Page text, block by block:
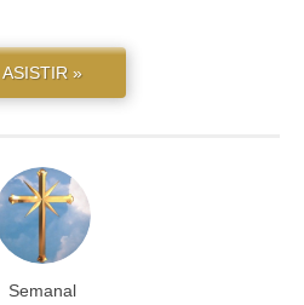
ASISTIR »
Semanal